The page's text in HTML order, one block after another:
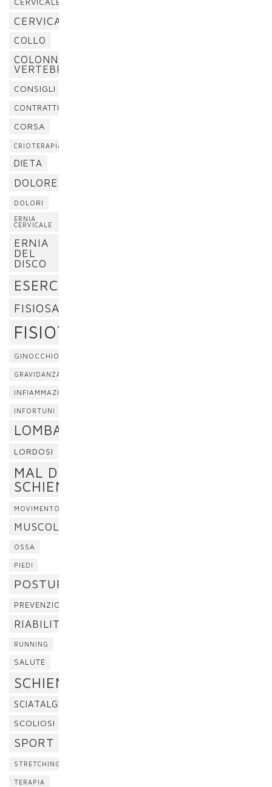
CERVICALE
CERVICALGIA
COLLO
COLONNA
VERTEBRALE
CONSIGLI
CONTRATTURA
CORSA
CRIOTERAPIA
DIETA
DOLORE
DOLORI
ERNIA
CERVICALE
ERNIA
DEL
DISCO
ESERCIZI
FISIOSAN
FISIOTERAPIA
GINOCCHIO
GRAVIDANZA
INFIAMMAZIONE
INFORTUNI
LOMBALGIA
LORDOSI
MAL DI
SCHIENA
MOVIMENTO
MUSCOLI
OSSA
PIEDI
POSTURA
PREVENZIONE
RIABILITAZIONE
RUNNING
SALUTE
SCHIENA
SCIATALGIA
SCOLIOSI
SPORT
STRETCHING
TERAPIA